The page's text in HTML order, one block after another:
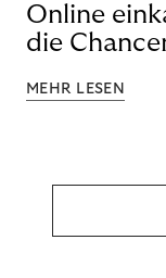
Online
die
MEHR LESEN